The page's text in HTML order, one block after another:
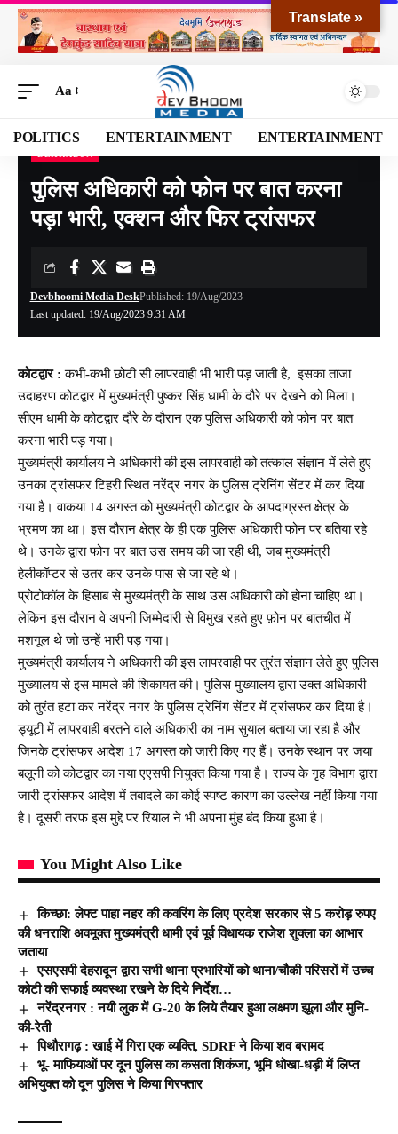
Aa
POLITICS ENTERTAINMENT ENTERTAINMENT
Devbhoomi Media>Blog>NATIONAL>UTTARAKHAND>DEHRADUN
पुलिस अधिकारी को फोन पर बात करना
पड़ा भारी, एक्शन और फिर ट्रांसफर
Last updated: 19/Aug/2023 9:31 AM
Devbhoomi Media DeskPublished: 19/Aug/2023
कोटद्वार :कभी-कभी छोटी सी लापरवाही भी भारी पड़ जाती है, इसका ताजा
उदाहरण कोटद्वार में मुख्यमंत्री पुष्कर सिंह धामी के दौरे पर देखने को मिला।
सीएम धामी के कोटद्वार दौरे के दौरान एक पुलिस अधिकारी को फोन पर बात
करना भारी पड़ गया।
मुख्यमंत्री कार्यालय ने अधिकारी की इस लापरवाही को तत्काल संज्ञान में लेते हुए
उनका ट्रांसफर टिहरी स्थित नरेंद्र नगर के पुलिस ट्रेनिंग सेंटर में कर दिया
गया है। वाकया 14 अगस्त को मुख्यमंत्री कोटद्वार के आपदाग्रस्त क्षेत्र के
भ्रमण का था। इस दौरान क्षेत्र के ही एक पुलिस अधिकारी फोन पर बतिया रहे
थे। उनके द्वारा फोन पर बात उस समय की जा रही थी, जब मुख्यमंत्री
हेलीकॉप्टर से उतर कर उनके पास से जा रहे थे।
प्रोटोकॉल के हिसाब से मुख्यमंत्री के साथ उस अधिकारी को होना चाहिए था।
लेकिन इस दौरान वे अपनी जिम्मेदारी से विमुख रहते हुए फ़ोन पर बातचीत में
मशगूल थे जो उन्हें भारी पड़ गया।
मुख्यमंत्री कार्यालय ने अधिकारी की इस लापरवाही पर तुरंत संज्ञान लेते हुए पुलिस
मुख्यालय से इस मामले की शिकायत की। पुलिस मुख्यालय द्वारा उक्त अधिकारी
को तुरंत हटा कर नरेंद्र नगर के पुलिस ट्रेनिंग सेंटर में ट्रांसफर कर दिया है।
ड्यूटी में लापरवाही बरतने वाले अधिकारी का नाम सुयाल बताया जा रहा है और
जिनके ट्रांसफर आदेश 17 अगस्त को जारी किए गए हैं। उनके स्थान पर जया
बलूनी को कोटद्वार का नया एएसपी नियुक्त किया गया है। राज्य के गृह विभाग द्वारा
जारी ट्रांसफर आदेश में तबादले का कोई स्पष्ट कारण का उल्लेख नहीं किया गया
है। दूसरी तरफ इस मुद्दे पर रियाल ने भी अपना मुंह बंद किया हुआ है।
You Might Also Like
किच्छा: लेफ्ट पाहा नहर की कवरिंग के लिए प्रदेश सरकार से 5 करोड़ रुपए
की धनराशि अवमूक्त मुख्यमंत्री धामी एवं पूर्व विधायक राजेश शुक्ला का आभार
जताया
एसएसपी देहरादून द्वारा सभी थाना प्रभारियों को थाना/चौकी परिसरों में उच्च
कोटी की सफाई व्यवस्था रखने के दिये निर्देश…
नरेंद्रनगर : नयी लुक में G-20 के लिये तैयार हुआ लक्ष्मण झूला और मुनि-
की-रेती
पिथौरागढ़ : खाई में गिरा एक व्यक्ति, SDRF ने किया शव बरामद
भू- माफियाओं पर दून पुलिस का कसता शिकंजा, भूमि धोखा-धड़ी में लिप्त
अभियुक्त को दून पुलिस ने किया गिरफ्तार
Translate »